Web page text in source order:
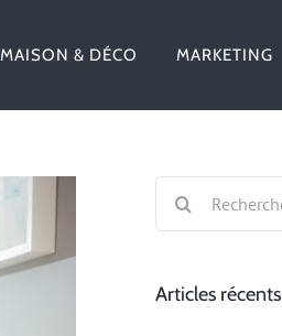
MAISON & DÉCO MARKETING
Rechercher:
Articles récents